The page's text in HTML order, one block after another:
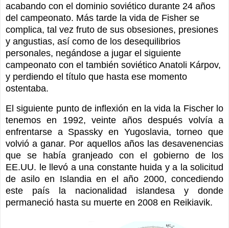
acabando con el dominio soviético durante 24 años
del campeonato. Más tarde la vida de Fisher se
complica, tal vez fruto de sus obsesiones, presiones
y angustias, así como de los desequilibrios
personales, negándose a jugar el siguiente
campeonato con el también soviético Anatoli Kárpov,
y perdiendo el título que hasta ese momento
ostentaba.
El siguiente punto de inflexión en la vida la Fischer lo
tenemos en 1992, veinte años después volvía a
enfrentarse a Spassky en Yugoslavia, torneo que
volvió a ganar. Por aquellos años las desavenencias
que se había granjeado con el gobierno de los
EE.UU. le llevó a una constante huida y a la solicitud
de asilo en Islandia en el año 2000, concediendo
este país la nacionalidad islandesa y donde
permaneció hasta su muerte en 2008 en Reikiavik.